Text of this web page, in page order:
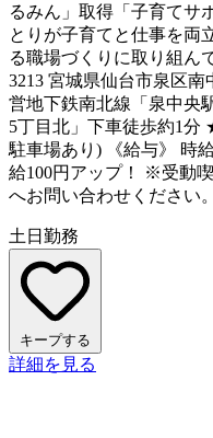
るみん」取得「子育てサ
とりが子育てと仕事を両
る職場づくりに取り組ん
3213 宮城県仙台市泉区
営地下鉄南北線「泉中央
5丁目北」下車徒歩約1
駐車場あり) 《給与》 時
給100円アップ！ ※受動
へお問い合わせください。
土日勤務
キープする
詳細を見る